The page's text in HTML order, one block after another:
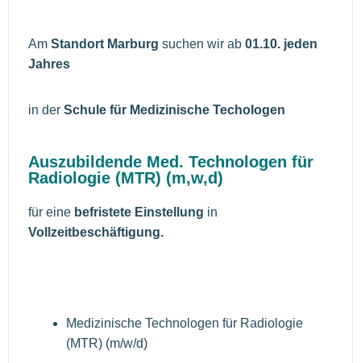
Am Standort Marburg suchen wir ab 01.10. jeden
Jahres
in der Schule für Medizinische Techologen
Auszubildende Med. Technologen für
Radiologie (MTR) (m,w,d)
für eine befristete Einstellung in
Vollzeitbeschäftigung.
Medizinische Technologen für Radiologie
(MTR) (m/w/d)